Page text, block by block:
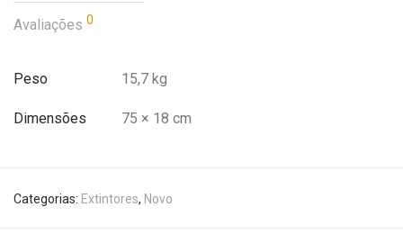
Avaliações 0
Peso 15,7 kg
Dimensões 75 × 18 cm
Categorias: Extintores, Novo